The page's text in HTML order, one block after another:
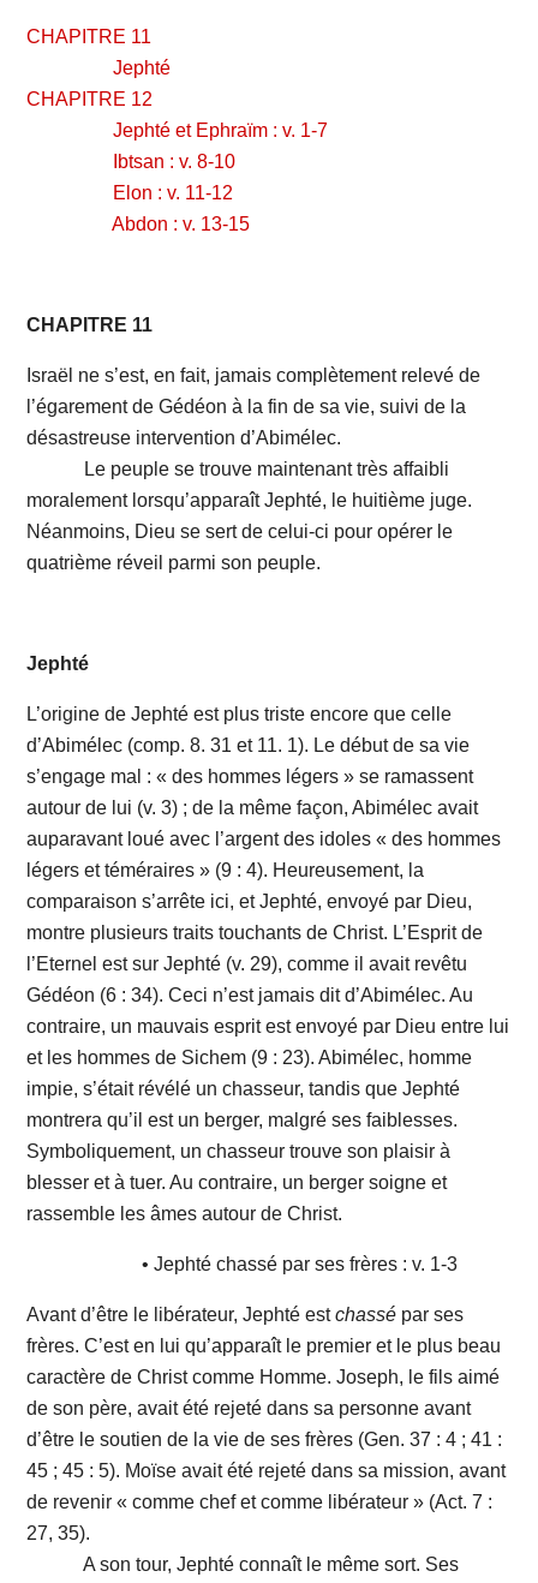
CHAPITRE 11
Jephté
CHAPITRE 12
Jephté et Ephraïm : v. 1-7
Ibtsan : v. 8-10
Elon : v. 11-12
Abdon : v. 13-15
CHAPITRE 11
Israël ne s’est, en fait, jamais complètement relevé de
l’égarement de Gédéon à la fin de sa vie, suivi de la
désastreuse intervention d’Abimélec.
Le peuple se trouve maintenant très affaibli
moralement lorsqu’apparaît Jephté, le huitième juge.
Néanmoins, Dieu se sert de celui-ci pour opérer le
quatrième réveil parmi son peuple.
Jephté
L’origine de Jephté est plus triste encore que celle
d’Abimélec (comp. 8. 31 et 11. 1). Le début de sa vie
s’engage mal : « des hommes légers » se ramassent
autour de lui (v. 3) ; de la même façon, Abimélec avait
auparavant loué avec l’argent des idoles « des hommes
légers et téméraires » (9 : 4). Heureusement, la
comparaison s’arrête ici, et Jephté, envoyé par Dieu,
montre plusieurs traits touchants de Christ. L’Esprit de
l’Eternel est sur Jephté (v. 29), comme il avait revêtu
Gédéon (6 : 34). Ceci n’est jamais dit d’Abimélec. Au
contraire, un mauvais esprit est envoyé par Dieu entre lui
et les hommes de Sichem (9 : 23). Abimélec, homme
impie, s’était révélé un chasseur, tandis que Jephté
montrera qu’il est un berger, malgré ses faiblesses.
Symboliquement, un chasseur trouve son plaisir à
blesser et à tuer. Au contraire, un berger soigne et
rassemble les âmes autour de Christ.
• Jephté chassé par ses frères : v. 1-3
Avant d’être le libérateur, Jephté estchassé par ses
frères. C’est en lui qu’apparaît le premier et le plus beau
caractère de Christ comme Homme. Joseph, le fils aimé
de son père, avait été rejeté dans sa personne avant
d’être le soutien de la vie de ses frères (Gen. 37 : 4 ; 41 :
45 ; 45 : 5). Moïse avait été rejeté dans sa mission, avant
de revenir « comme chef et comme libérateur » (Act. 7 :
27, 35).
A son tour, Jephté connaît le même sort. Ses